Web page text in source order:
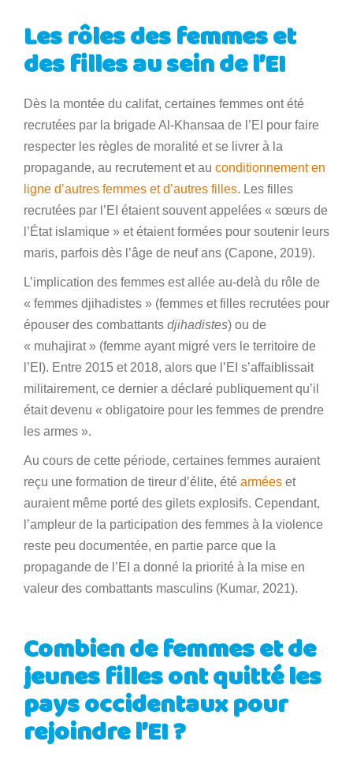
Les rôles des femmes et
des filles au sein de l’EI
Dès la montée du califat, certaines femmes ont été
recrutées par la brigade Al-Khansaa de l’EI pour faire
respecter les règles de moralité et se livrer à la
propagande, au recrutement et au conditionnement en
ligne d’autres femmes et d’autres filles. Les filles
recrutées par l’EI étaient souvent appelées « sœurs de
l’État islamique » et étaient formées pour soutenir leurs
maris, parfois dès l’âge de neuf ans (Capone, 2019).
L’implication des femmes est allée au-delà du rôle de
« femmes djihadistes » (femmes et filles recrutées pour
épouser des combattants djihadistes) ou de
« muhajirat » (femme ayant migré vers le territoire de
l’EI). Entre 2015 et 2018, alors que l’EI s’affaiblissait
militairement, ce dernier a déclaré publiquement qu’il
était devenu « obligatoire pour les femmes de prendre
les armes ».
Au cours de cette période, certaines femmes auraient
reçu une formation de tireur d’élite, été armées et
auraient même porté des gilets explosifs. Cependant,
l’ampleur de la participation des femmes à la violence
reste peu documentée, en partie parce que la
propagande de l’EI a donné la priorité à la mise en
valeur des combattants masculins (Kumar, 2021).
Combien de femmes et de
jeunes filles ont quitté les
pays occidentaux pour
rejoindre l’EI ?